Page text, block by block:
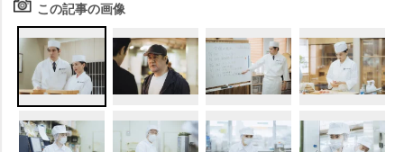
この記事の画像